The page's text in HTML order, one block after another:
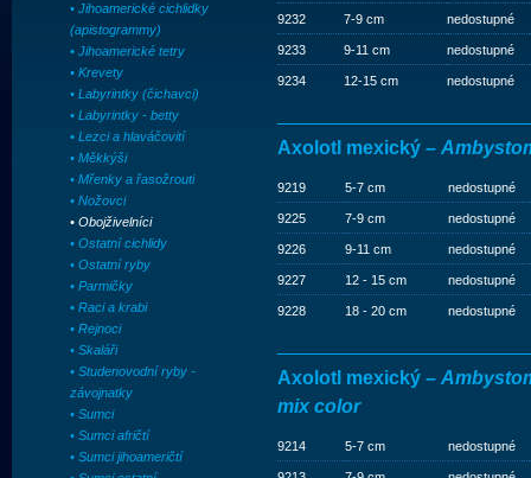
• Jihoamerické cichlidky
(apistogrammy)
• Jihoamerické tetry
• Krevety
• Labyrintky (čichavci)
• Labyrintky - betty
• Lezci a hlaváčovití
• Měkkýši
• Mřenky a řasožrouti
• Nožovci
• Obojživelníci
• Ostatní cichlidy
• Ostatní ryby
• Parmičky
• Raci a krabi
• Rejnoci
• Skaláři
• Studenovodní ryby -
závojnatky
• Sumci
• Sumci afričtí
• Sumci jihoameričtí
9232 7-9 cm nedostupné
9233 9-11 cm nedostupné
9234 12-15 cm nedostupné
Axolotl mexický –
9219 5-7 cm nedostupné
9225 7-9 cm nedostupné
9226 9-11 cm nedostupné
9227 12 - 15 cm nedostupné
9228 18 - 20 cm nedostupné
Axolotl mexický –
mix color
9214 5-7 cm nedostupné